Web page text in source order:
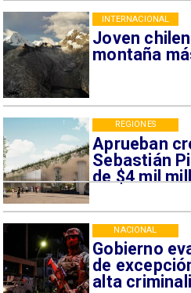
Joven
montaña
INTERNACIONAL
Aprueban
Sebastián
de $4 mil
REGIONES
Gobierno
de
alta
NACIONAL